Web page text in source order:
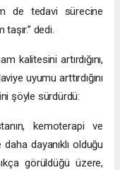
de tedavi sürecine
dedi.
kalitesini artırdığını,
uyumu arttırdığını
şöyle sürdürdü:
kemoterapi ve
dayanıklı olduğu
görüldüğü üzere,